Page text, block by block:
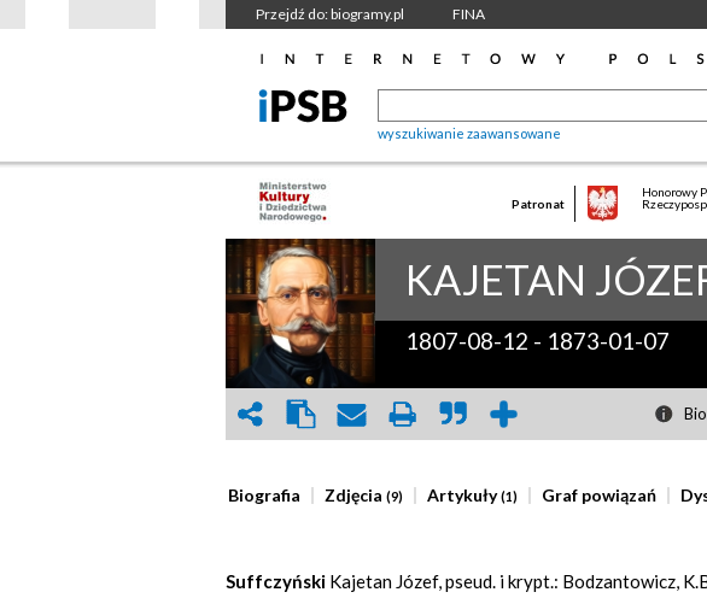
Przejdź do: biogramy.pl FINA
wyszukiwanie zaawansowane
Patronat
Honorowy
KAJETAN
1807-08-12 - 1873-01-07
Biografia Zdjęcia(9) Artykuły(1) Graf powiązań
Suffczyński Kajetan Józef, pseud. i krypt.: Bodzantowicz,